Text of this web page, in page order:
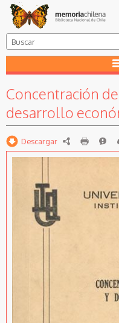
Concentración
desarrollo
Descargar RDF imprimir